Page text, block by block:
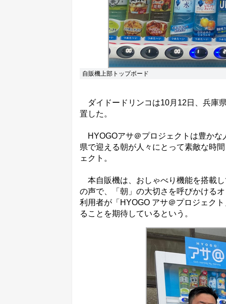
自販機上部トップボード
ダイドードリンコは10月12日、兵庫
置した。
HYOGOアサ＠プロジェクトは豊かな
県で迎える朝が人々にとって素敵な時
ェクト。
本自販機は、おしゃべり機能を搭載
の声で、「朝」の大切さを呼びかける
利用者が「HYOGO アサ＠プロジェク
ることを期待しているという。